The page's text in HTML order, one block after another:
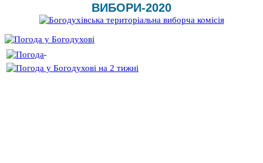
ВИБОРИ-2020